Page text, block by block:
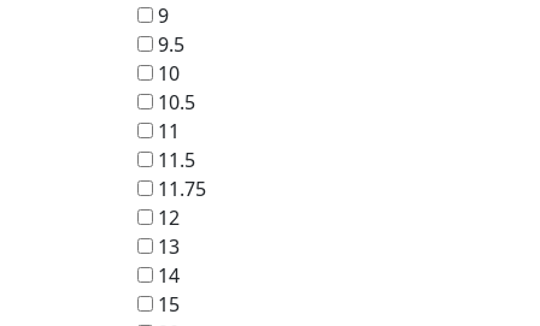
9
9.5
10
10.5
11
11.5
11.75
12
13
14
15